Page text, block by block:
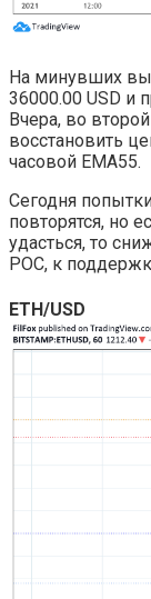
На минувших
36000.00 USD и
Вчера, во
восстановить
часовой EMA55.
Сегодня
повторятся, но
удасться, то
POC, к
ETH/USD